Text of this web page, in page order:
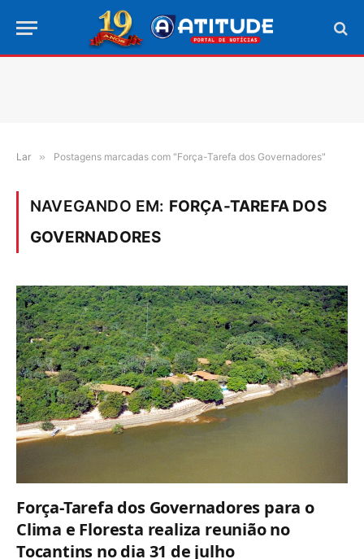
Lar » Postagens marcadas com "Força-Tarefa dos Governadores"
NAVEGANDO EM: FORÇA-TAREFA DOS
GOVERNADORES
Força-Tarefa dos Governadores para o
Clima e Floresta realiza reunião no
Tocantins no dia 31 de julho